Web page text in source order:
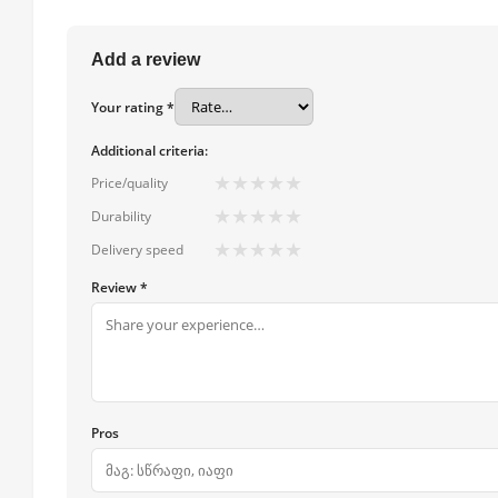
Add a review
Your rating *
Additional criteria:
Price/quality
★ ★ ★ ★ ★
Durability ★ ★ ★ ★ ★
Delivery speed ★ ★ ★ ★ ★
Review *
Pros